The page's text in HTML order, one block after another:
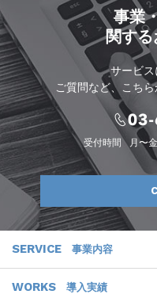
事業
関す
サービ
ご質問など、こち
受付時間 月〜
SERVICE 事業内容
WORKS 導入実績